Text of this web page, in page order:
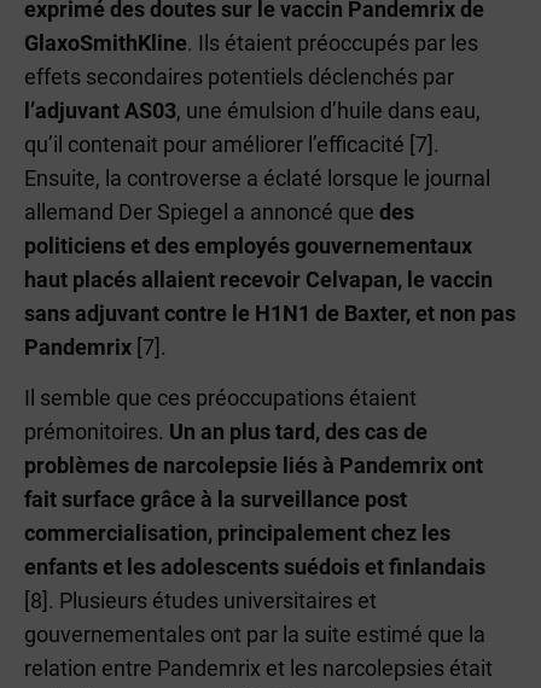
exprimé des doutes sur le vaccin Pandemrix de
GlaxoSmithKline. Ils étaient préoccupés par les
effets secondaires potentiels déclenchés par
l’adjuvant AS03, une émulsion d’huile dans eau,
qu’il contenait pour améliorer l’efficacité [7].
Ensuite, la controverse a éclaté lorsque le journal
allemand Der Spiegel a annoncé que des
politiciens et des employés gouvernementaux
haut placés allaient recevoir Celvapan, le vaccin
sans adjuvant contre le H1N1 de Baxter, et non pas
Pandemrix [7].
Il semble que ces préoccupations étaient
prémonitoires. Un an plus tard, des cas de
problèmes de narcolepsie liés à Pandemrix ont
fait surface grâce à la surveillance post
commercialisation, principalement chez les
enfants et les adolescents suédois et finlandais
[8]. Plusieurs études universitaires et
gouvernementales ont par la suite estimé que la
relation entre Pandemrix et les narcolepsies était